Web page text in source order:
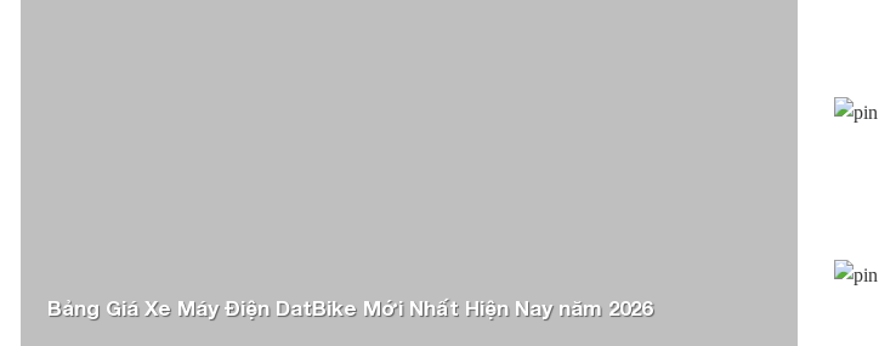
Nếu bạn đang tìm kiếm lốp IRCxe SH Mode trước, Nouvo sau không săm 80/90-16 chất lượng
Bảng Giá Xe Máy Điện DatBike Mới Nhất Hiện Nay năm 2026